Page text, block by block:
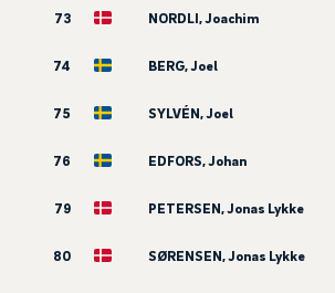
73 NORDLI, Joachim
74 BERG, Joel
75 SYLVÉN, Joel
76 EDFORS, Johan
79 PETERSEN, Jonas Lykke
80 SØRENSEN, Jonas Lykke